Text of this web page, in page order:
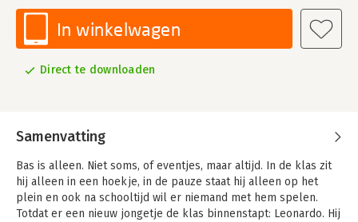
In winkelwagen
Direct te downloaden
Samenvatting
Bas is alleen. Niet soms, of eventjes, maar altijd. In de klas zit
hij alleen in een hoekje, in de pauze staat hij alleen op het
plein en ook na schooltijd wil er niemand met hem spelen.
Totdat er een nieuw jongetje de klas binnenstapt: Leonardo. Hij